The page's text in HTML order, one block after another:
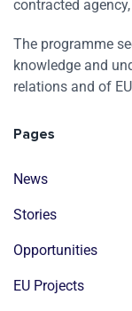
contracted agency,
The programme
knowledge and
relations and of
Pages
News
Stories
Opportunities
EU Projects